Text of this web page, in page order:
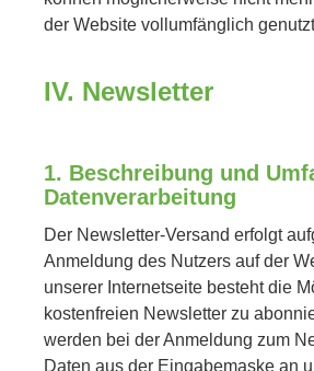
der Website vollumfänglich
IV. Newsletter
1. Beschreibung und
Datenverarbeitung
Der Newsletter-Versand erfolgt
Anmeldung des Nutzers auf der
unserer Internetseite besteht die
kostenfreien Newsletter zu
werden bei der Anmeldung zum
Daten aus der Eingabemaske an